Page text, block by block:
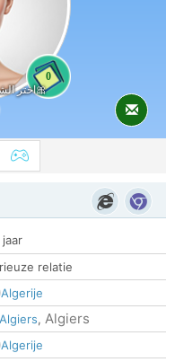
0
اختر الشخص الصح، العمر مرة🎀
relatie
Algerije
Algiers, Algiers
Algerije